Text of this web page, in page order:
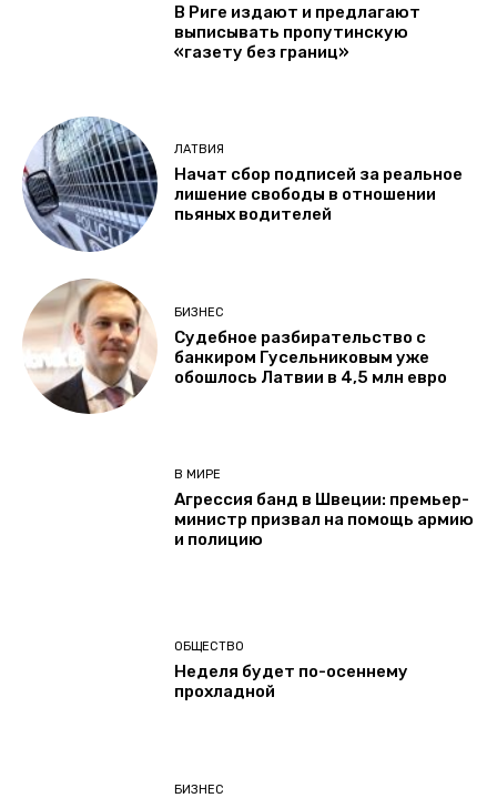
В Риге издают и предлагают
выписывать пропутинскую
«газету без границ»
ЛАТВИЯ
Начат сбор подписей за реальное
лишение свободы в отношении
пьяных водителей
БИЗНЕС
Судебное разбирательство с
банкиром Гусельниковым уже
обошлось Латвии в 4,5 млн евро
В МИРЕ
Агрессия банд в Швеции: премьер-
министр призвал на помощь армию
и полицию
ОБЩЕСТВО
Неделя будет по-осеннему
прохладной
БИЗНЕС